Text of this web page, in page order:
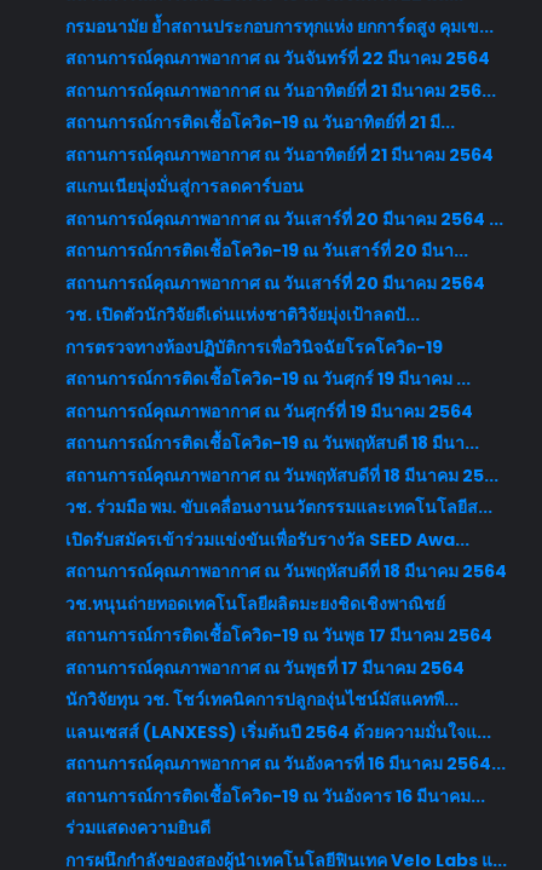
กรมอนามัย ย้ำสถานประกอบการทุกแห่ง ยกการ์ดสูง คุมเข...
สถานการณ์คุณภาพอากาศ ณ วันจันทร์ที่ 22 มีนาคม 2564
สถานการณ์คุณภาพอากาศ ณ วันอาทิตย์ที่ 21 มีนาคม 256...
สถานการณ์การติดเชื้อโควิด-19 ณ วันอาทิตย์ที่ 21 มี...
สถานการณ์คุณภาพอากาศ ณ วันอาทิตย์ที่ 21 มีนาคม 2564
สแกนเนียมุ่งมั่นสู่การลดคาร์บอน
สถานการณ์คุณภาพอากาศ ณ วันเสาร์ที่ 20 มีนาคม 2564 ...
สถานการณ์การติดเชื้อโควิด-19 ณ วันเสาร์ที่ 20 มีนา...
สถานการณ์คุณภาพอากาศ ณ วันเสาร์ที่ 20 มีนาคม 2564
วช. เปิดตัวนักวิจัยดีเด่นแห่งชาติวิจัยมุ่งเป้าลดปั...
การตรวจทางห้องปฏิบัติการเพื่อวินิจฉัยโรคโควิด-19
สถานการณ์การติดเชื้อโควิด-19 ณ วันศุกร์ 19 มีนาคม ...
สถานการณ์คุณภาพอากาศ ณ วันศุกร์ที่ 19 มีนาคม 2564
สถานการณ์การติดเชื้อโควิด-19 ณ วันพฤหัสบดี 18 มีนา...
สถานการณ์คุณภาพอากาศ ณ วันพฤหัสบดีที่ 18 มีนาคม 25...
วช. ร่วมมือ พม. ขับเคลื่อนงานนวัตกรรมและเทคโนโลยีส...
เปิดรับสมัครเข้าร่วมแข่งขันเพื่อรับรางวัล SEED Awa...
สถานการณ์คุณภาพอากาศ ณ วันพฤหัสบดีที่ 18 มีนาคม 2564
วช.หนุนถ่ายทอดเทคโนโลยีผลิตมะยงชิดเชิงพาณิชย์
สถานการณ์การติดเชื้อโควิด-19 ณ วันพุธ 17 มีนาคม 2564
สถานการณ์คุณภาพอากาศ ณ วันพุธที่ 17 มีนาคม 2564
นักวิจัยทุน วช. โชว์เทคนิคการปลูกองุ่นไชน์มัสแคทพื...
แลนเซสส์ (LANXESS) เริ่มต้นปี 2564 ด้วยความมั่นใจแ...
สถานการณ์คุณภาพอากาศ ณ วันอังคารที่ 16 มีนาคม 2564...
สถานการณ์การติดเชื้อโควิด-19 ณ วันอังคาร 16 มีนาคม...
ร่วมแสดงความยินดี
การผนึกกำลังของสองผู้นำเทคโนโลยีฟินเทค Velo Labs แ...